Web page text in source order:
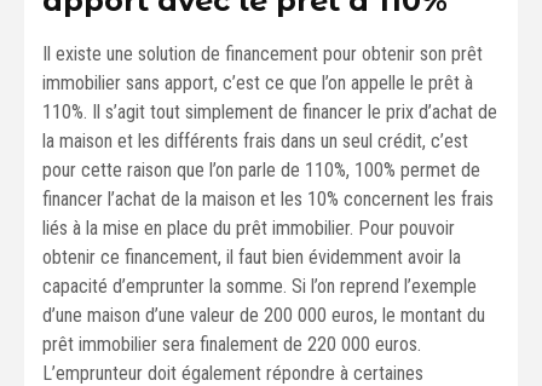
Il existe une solution de financement pour obtenir son prêt
immobilier sans apport, c’est ce que l’on appelle le prêt à
110%. Il s’agit tout simplement de financer le prix d’achat de
la maison et les différents frais dans un seul crédit, c’est
pour cette raison que l’on parle de 110%, 100% permet de
financer l’achat de la maison et les 10% concernent les frais
liés à la mise en place du prêt immobilier. Pour pouvoir
obtenir ce financement, il faut bien évidemment avoir la
capacité d’emprunter la somme. Si l’on reprend l’exemple
d’une maison d’une valeur de 200 000 euros, le montant du
prêt immobilier sera finalement de 220 000 euros.
L’emprunteur doit également répondre à certaines